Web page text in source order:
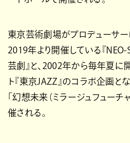
東京芸術劇場がプロデューサー
2019年より開催している『
芸劇』と、2002年から毎年夏に
ト『東京JAZZ』のコラボ企画と
「幻想未来（ミラージュフューチ
催される。